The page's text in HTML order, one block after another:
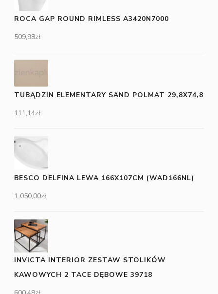
ROCA GAP ROUND RIMLESS A3420N7000
509,98zł
TUBĄDZIN ELEMENTARY SAND POLMAT 29,8X74,8
111,14zł
BESCO DELFINA LEWA 166X107CM (WAD166NL)
1 050,00zł
INVICTA INTERIOR ZESTAW STOLIKÓW
KAWOWYCH 2 TACE DĘBOWE 39718